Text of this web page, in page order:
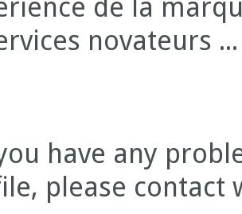
de la
novateurs ...
have any
please contact